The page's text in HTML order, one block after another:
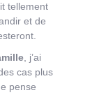
tellement
et de
, j’ai
cas plus
pense